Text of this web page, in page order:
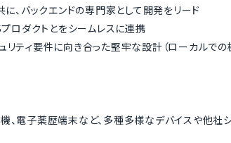
、バックエンドの専門家として開発をリード
ロダクトとをシームレスに連携
ティ要件に向き合った堅牢な設計（ローカルでの
、電子薬歴端末など、多種多様なデバイスや他社